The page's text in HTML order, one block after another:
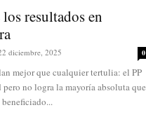
resultados en
diciembre, 2025 0
mejor que cualquier tertulia: el PP
pero no logra la mayoría absoluta que